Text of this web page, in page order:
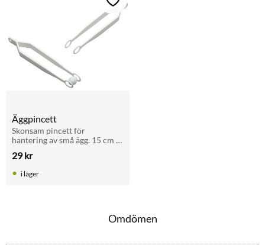
Äggpincett
Skonsam pincett för
hantering av små ägg. 15 cm
10 mm) och 2 cm öppning.
29kr
Lägg till i favoriter
i lager
Omdömen